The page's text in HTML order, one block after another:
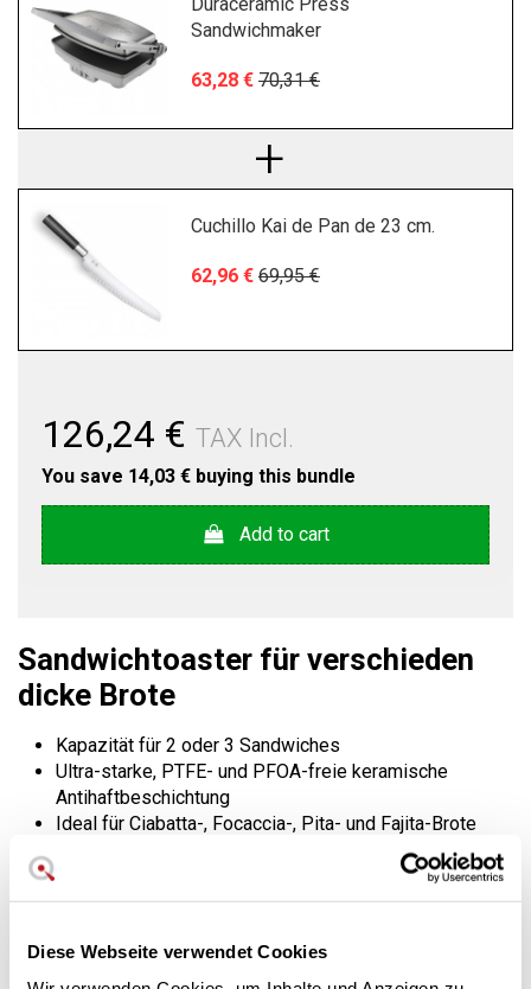
Diese Webseite verwendet Cookies
Sandwichmaker
63,28 € 70,31 €
Cuchillo Kai de Pan de 23 cm.
62,96 € 69,95 €
126,24 € TAX Incl.
You save 14,03 € buying this bundle
Add to cart
Sandwichtoaster für verschieden
dicke Brote
Kapazität für 2 oder 3 Sandwiches
Ultra-starke, PTFE- und PFOA-freie keramische
Antihaftbeschichtung
Ideal für Ciabatta-, Focaccia-, Pita- und Fajita-Brote
Variable Leistungssteuerung. 1000W. 31,0 x 28,1 cm.
1,9 kg.